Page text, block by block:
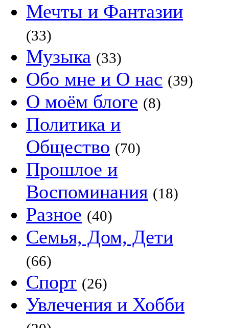
Мечты и Фантазии
(33)
Музыка (33)
Обо мне и О нас (39)
О моём блоге (8)
Политика и
Общество (70)
Прошлое и
Воспоминания (18)
Разное (40)
Семья, Дом, Дети
(66)
Спорт (26)
Увлечения и Хобби